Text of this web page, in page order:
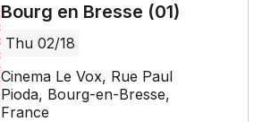
Bourg en Bresse (01)
Thu 02/18
Cinema Le Vox, Rue Paul
Pioda, Bourg-en-Bresse,
France